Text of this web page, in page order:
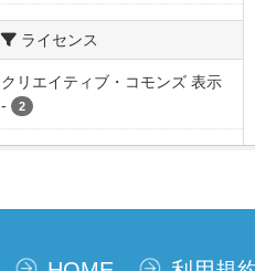
ライセンス
クリエイティブ・コモンズ 表示
-
2